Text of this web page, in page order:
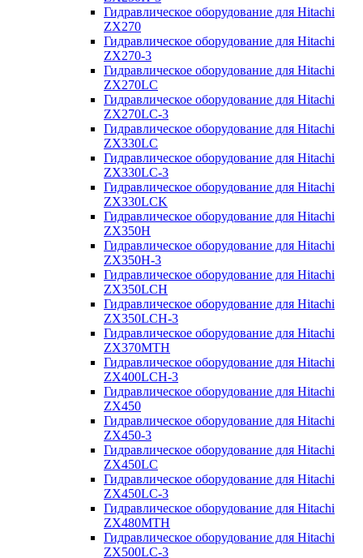
Гидравлическое оборудование для Hitachi
ZX270
Гидравлическое оборудование для Hitachi
ZX270-3
Гидравлическое оборудование для Hitachi
ZX270LC
Гидравлическое оборудование для Hitachi
ZX270LC-3
Гидравлическое оборудование для Hitachi
ZX330LC
Гидравлическое оборудование для Hitachi
ZX330LC-3
Гидравлическое оборудование для Hitachi
ZX330LCK
Гидравлическое оборудование для Hitachi
ZX350H
Гидравлическое оборудование для Hitachi
ZX350H-3
Гидравлическое оборудование для Hitachi
ZX350LCH
Гидравлическое оборудование для Hitachi
ZX350LCH-3
Гидравлическое оборудование для Hitachi
ZX370MTH
Гидравлическое оборудование для Hitachi
ZX400LCH-3
Гидравлическое оборудование для Hitachi
ZX450
Гидравлическое оборудование для Hitachi
ZX450-3
Гидравлическое оборудование для Hitachi
ZX450LC
Гидравлическое оборудование для Hitachi
ZX450LC-3
Гидравлическое оборудование для Hitachi
ZX480MTH
Гидравлическое оборудование для Hitachi
ZX500LC-3